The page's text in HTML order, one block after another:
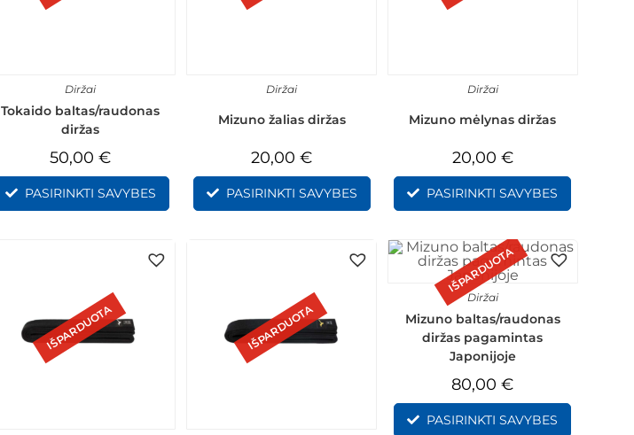
Diržai
Tokaido baltas/raudonas
diržas
50,00€
PASIRINKTI SAVYBES
Diržai
Mizuno žalias diržas
20,00€
PASIRINKTI SAVYBES
Diržai
Mizuno mėlynas diržas
20,00 €
PASIRINKTI SAVYBES
IŠPARDUOTA IŠPARDUOTA
IŠPARDUOTA
Diržai
Mizuno baltas/raudonas
diržas pagamintas
Japonijoje
80,00€
PASIRINKTI SAVYBES